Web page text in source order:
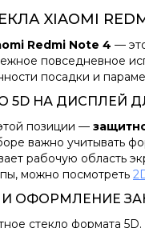
XIAOMI
Redmi Note 4 —
повседневное
посадки и
НА ДИСПЛЕЙ
позиции —
важно учитывать
рабочую область
можно посмотреть
ОФОРМЛЕНИЕ
стекло формата 5D.